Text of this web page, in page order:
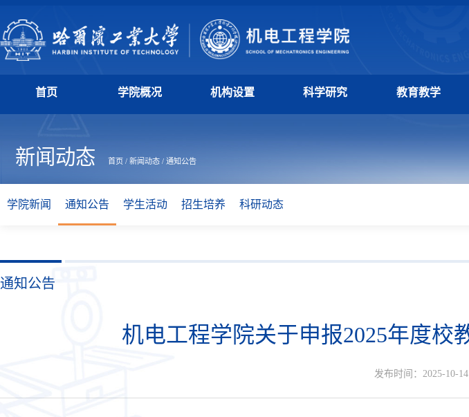
首页 学院概况 机构设置 科学研究 教育教学
新闻动态 首页 / 新闻动态 / 通知公告
学院新闻 通知公告 学生活动 招生培养 科研动态
通知公告
机电工程学院关于申报2025年度校
发布时间：2025-10-14